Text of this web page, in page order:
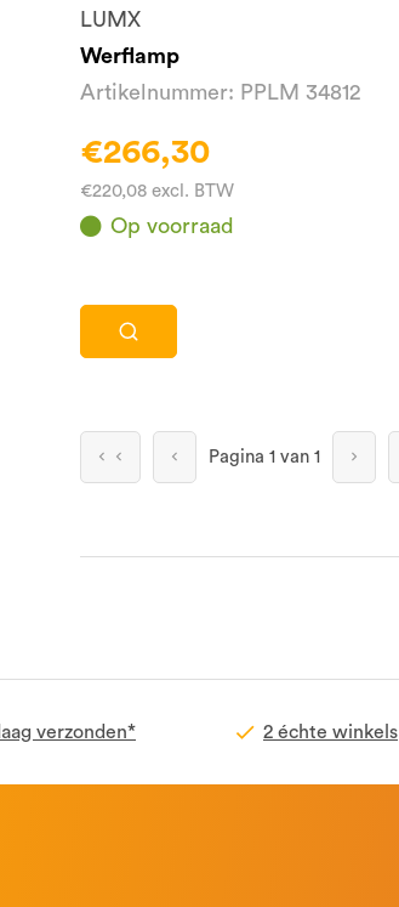
LUMX
Werflamp
Artikelnummer: PPLM 34812
€266,30
€220,08 excl. BTW
Op voorraad
Pagina 1 van 1
verzonden* 2 échte winkels